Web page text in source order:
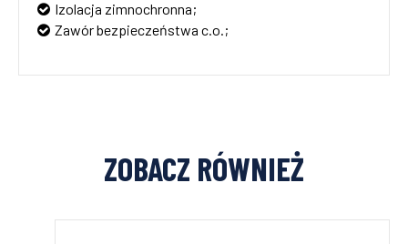
Izolacja zimnochronna;
Zawór bezpieczeństwa c.o.;
ZOBACZ RÓWNIEŻ